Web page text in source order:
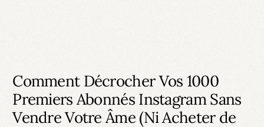
Comment Décrocher Vos 1000
Premiers Abonnés Instagram Sans
Vendre Votre Âme (Ni Acheter de